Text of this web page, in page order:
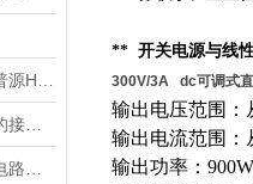
** 开关电源与线
300V/3A dc可调式
输出电压范围：
输出电流范围：
输出功率：900W